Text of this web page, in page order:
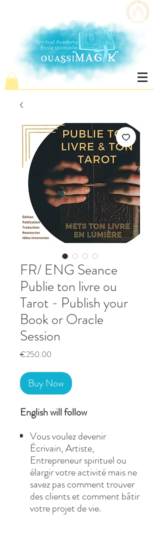
FR/ ENG Seance
Publie ton livre ou
Tarot - Publish your
Book or Oracle
Session
€250.00
Buy Now
English will follow
Vous voulez devenir
Écrivain, Artiste,
Entrepreneur spirituel ou
élargir votre activité mais ne
savez pas comment trouver
des clients et comment bâtir
votre projet de vie.